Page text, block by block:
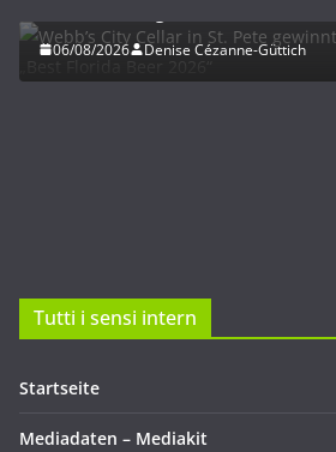
06/08/2026 Denise Cézanne-Güttich
Tutti i sensi intern
Startseite
Mediadaten – Mediakit